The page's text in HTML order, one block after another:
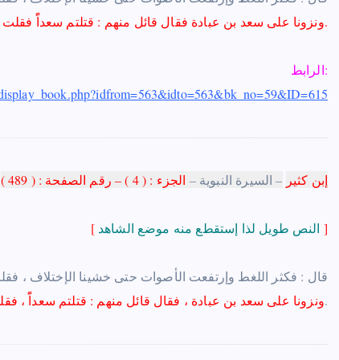
ونزونا على سعد بن عبادة فقال قائل منهم : قتلتم سعداًً فقلت : قتل الله سعداًً.
الرابط:
إبن كثير – السيرة النبوية – الجزء : ( 4 ) – رقم الصفحة : ( 489 )
[ ]
– …. قال : فكثر اللغط وإرتفعت الأصوات حتى خشينا الإختلاف ،
ونزونا على سعد بن عبادة ، فقال قائل منهم : قتلتم سعداًً، .